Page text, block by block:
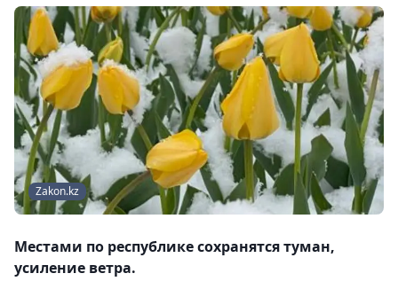
Zakon.kz
Местами по республике сохранятся туман,
усиление ветра.